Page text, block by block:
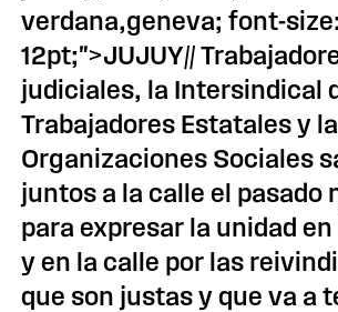
verdana,geneva; font-size:
12pt;">JUJUY//
judiciales, la Intersindical
Trabajadores Estatales y
Organizaciones Sociales
juntos a la calle el pasado
para expresar la unidad
y en la calle por las
que son justas y que va a